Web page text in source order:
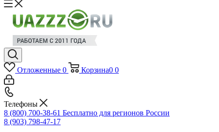
Отложенные 0 Корзина0 0
Телефоны
8 (800) 700-38-61 Бесплатно для регионов России
8 (903) 798-47-17